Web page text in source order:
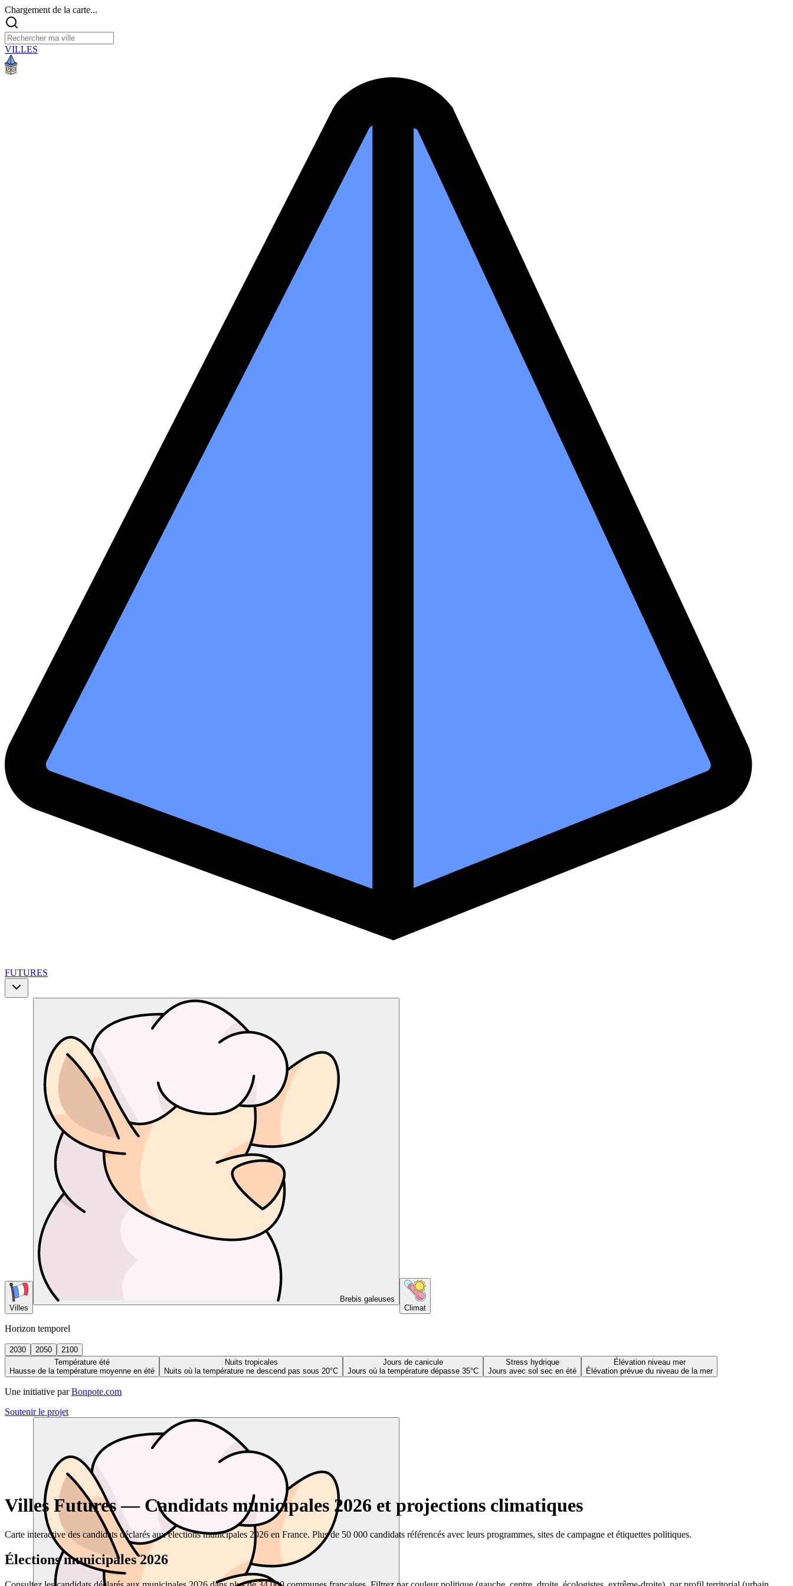
Chargement de la carte...
VILLES
FUTURES
Villes
Brebis galeuses
Climat
Horizon temporel
2030 2050
2100
Température été
Hausse de la température moyenne en été
Nuits tropicales
Nuits où la température ne descend pas sous 20°C
Jours de canicule
Jours où la température dépasse 35°C
Stress hydrique
Jours avec sol sec en été
Élévation niveau mer
Élévation prévue du niveau de la mer
Une initiative par Bonpote.com
Soutenir le projet
Villes Futures — Candidats municipales 2026 et projections climatiques
Carte interactive des candidats déclarés aux élections municipales 2026 en France. Plus de 50 000 candidats référencés avec leurs programmes, sites de campagne et étiquettes politiques.
Élections municipales 2026